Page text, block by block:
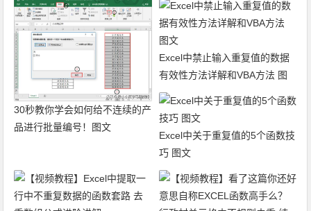
30秒教你学会如何给不连续的产
品进行批量编号！图文
Excel中禁止输入重复值的数据
有效性方法详解和VBA方法 图
文
Excel中关于重复值的5个函数技
巧 图文